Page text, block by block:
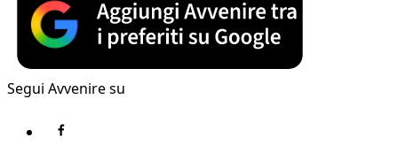
Segui Avvenire su